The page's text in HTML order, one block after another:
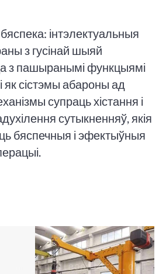
інтэлектуальныя
з гусінай шыяй
з пашыранымі функцыямі
як сістэмы абароны ад
супраць хістання і
сутыкненняў, якія
бяспечныя і эфектыўныя